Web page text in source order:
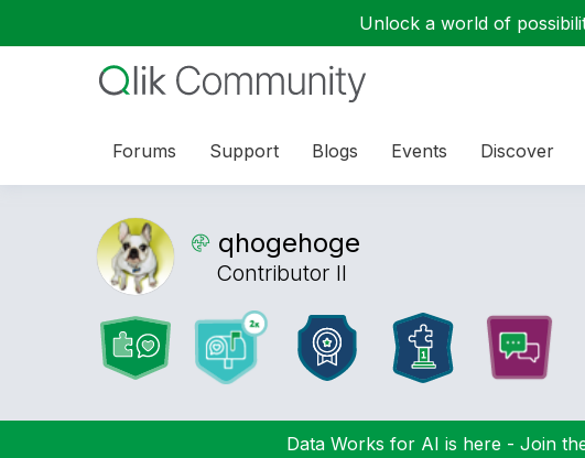
Unlock a world of
Forums Support Blogs Events Discover
qhogehoge
Contributor II
Data Works for AI is here - Join